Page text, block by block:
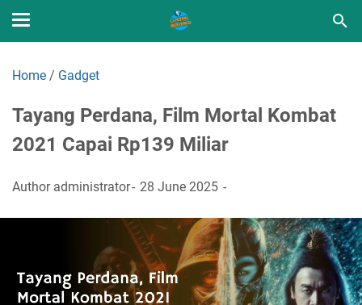
Home / Gadget
Tayang Perdana, Film Mortal Kombat
2021 Capai Rp139 Miliar
Author administrator 28 June 2025